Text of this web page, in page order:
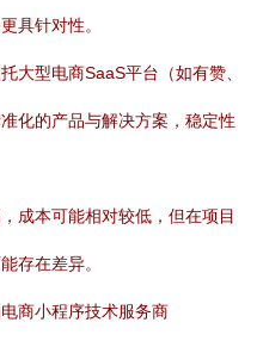
具针对性。
大型电商SaaS平台（如有赞、
化的产品与解决方案，稳定性
成本可能相对较低，但在项目
存在差异。
商小程序技术服务商